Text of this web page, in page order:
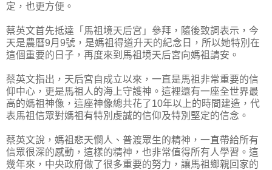
定，也更方便。
蔡英文首先抵達「馬祖境天后宮」參拜，隨後致詞表示，今
天是農曆9月9號，是媽祖得道升天的紀念日，所以她特別在
這個重要的日子，再度來到馬祖境天后宮向媽祖請安。
蔡英文指出，天后宮自成立以來，一直是馬祖非常重要的信
仰中心，更是馬祖人的海上守護神。這裡還有一座全世界最
高的媽祖神像，這座神像總共花了10年以上的時間建造，代
表馬祖信眾對媽祖有特別虔誠的信仰及特別堅定的信念。
蔡英文說，媽祖悲天憫人、普渡眾生的精神，一直帶給所有
信眾很深的感動，這樣的精神，也非常值得所有人學習。這
幾年來，中央政府做了很多重要的努力，讓馬祖鄉親回家的